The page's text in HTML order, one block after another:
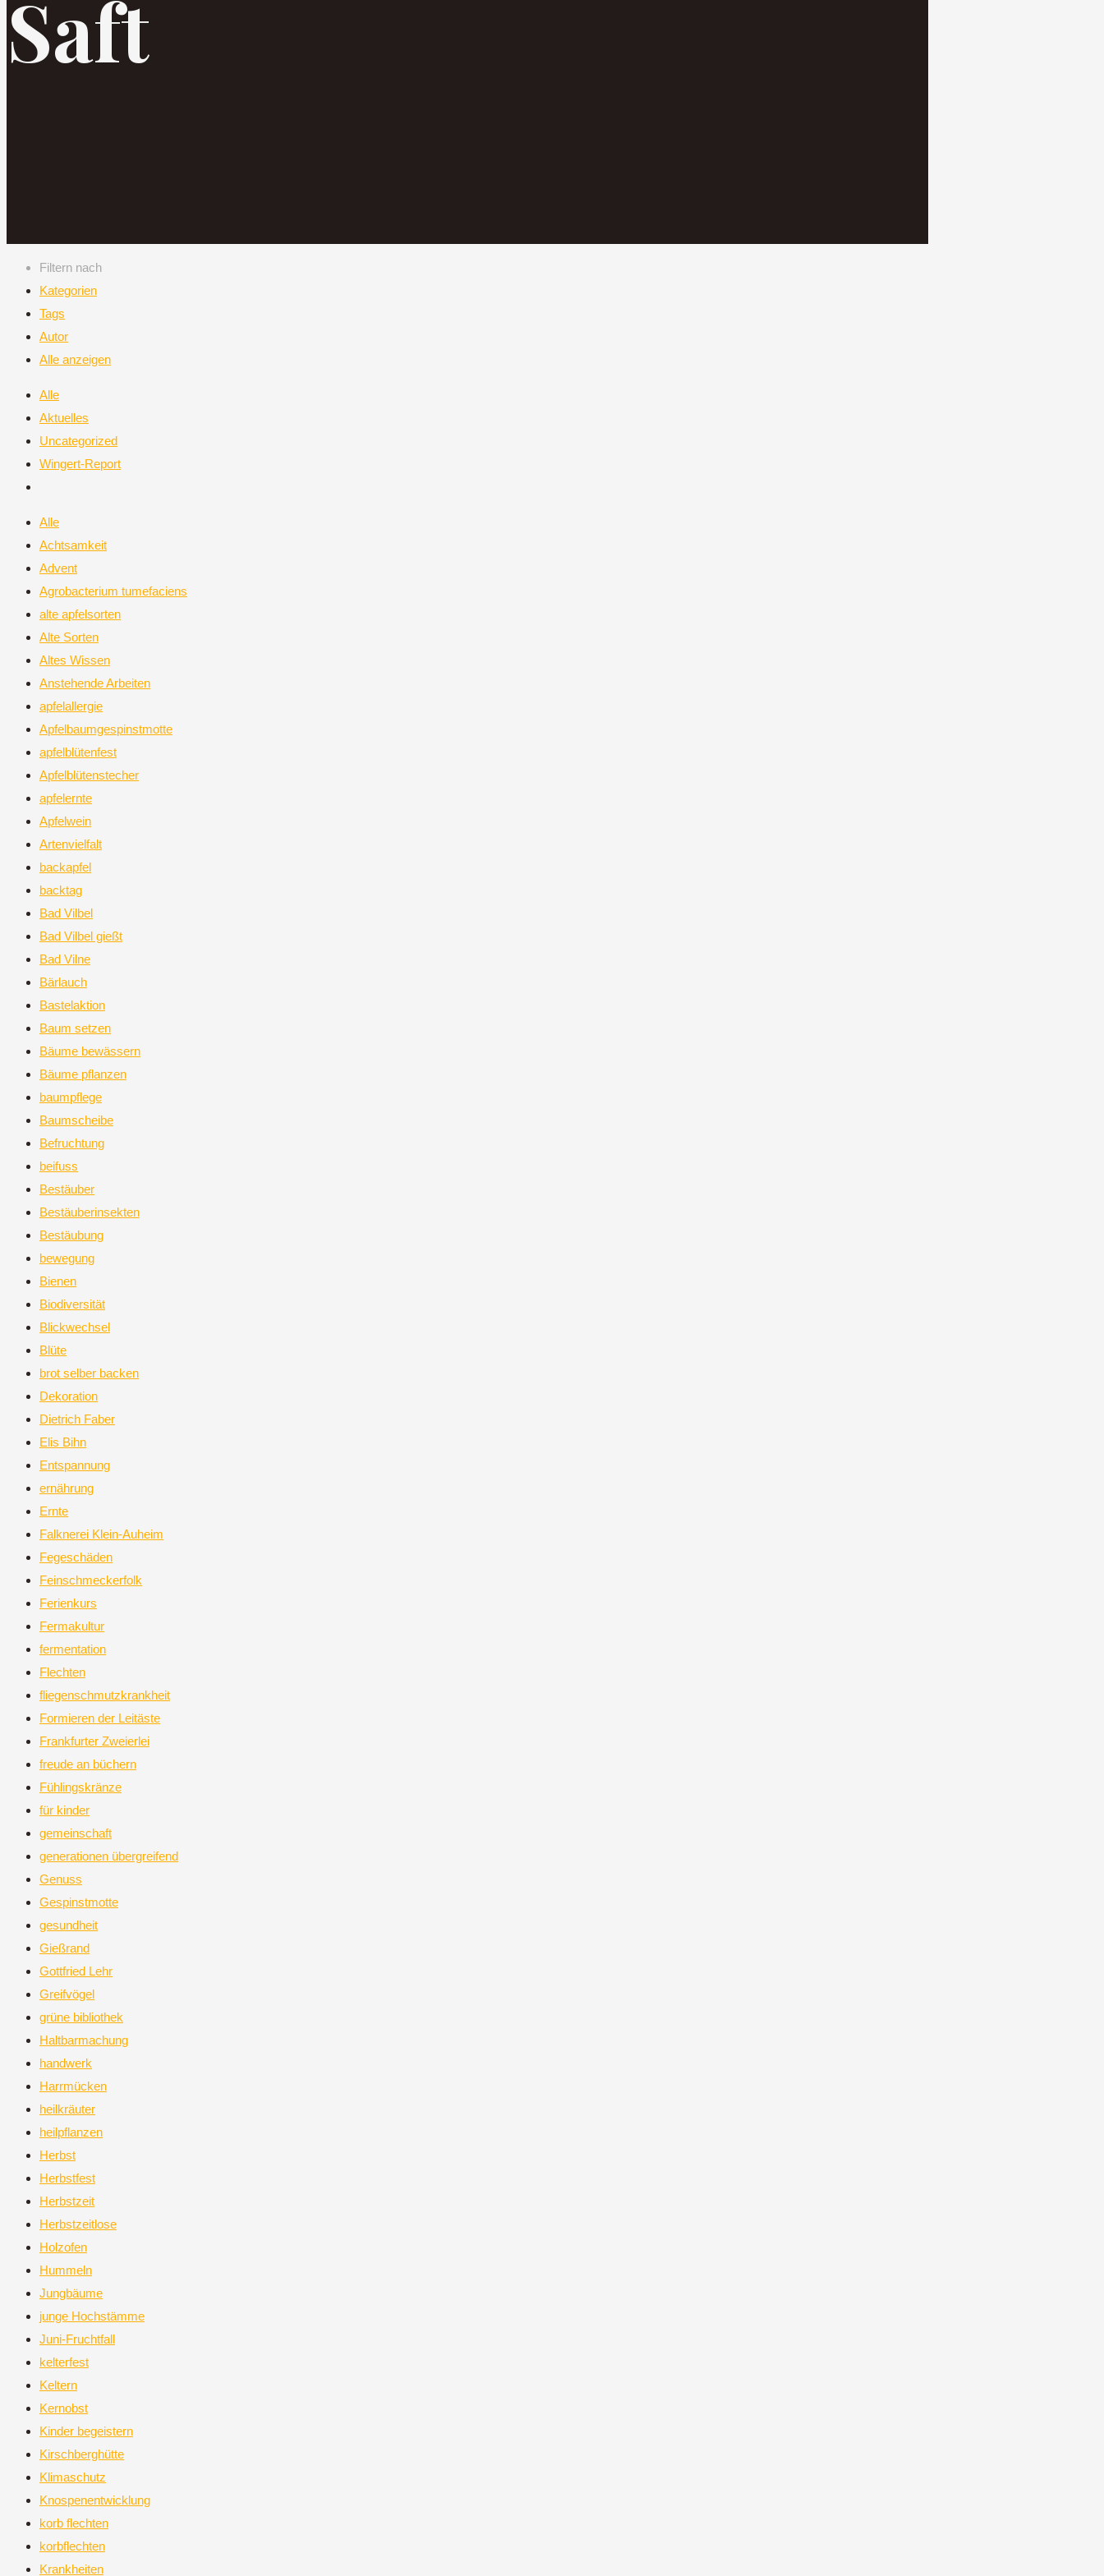
Saft
Filtern nach
Kategorien
Tags
Autor
Alle anzeigen
Alle
Aktuelles
Uncategorized
Wingert-Report
Alle
Achtsamkeit
Advent
Agrobacterium tumefaciens
alte apfelsorten
Alte Sorten
Altes Wissen
Anstehende Arbeiten
apfelallergie
Apfelbaumgespinstmotte
apfelblütenfest
Apfelblütenstecher
apfelernte
Apfelwein
Artenvielfalt
backapfel
backtag
Bad Vilbel
Bad Vilbel gießt
Bad Vilne
Bärlauch
Bastelaktion
Baum setzen
Bäume bewässern
Bäume pflanzen
baumpflege
Baumscheibe
Befruchtung
beifuss
Bestäuber
Bestäuberinsekten
Bestäubung
bewegung
Bienen
Biodiversität
Blickwechsel
Blüte
brot selber backen
Dekoration
Dietrich Faber
Elis Bihn
Entspannung
ernährung
Ernte
Falknerei Klein-Auheim
Fegeschäden
Feinschmeckerfolk
Ferienkurs
Fermakultur
fermentation
Flechten
fliegenschmutzkrankheit
Formieren der Leitäste
Frankfurter Zweierlei
freude an büchern
Fühlingskränze
für kinder
gemeinschaft
generationen übergreifend
Genuss
Gespinstmotte
gesundheit
Gießrand
Gottfried Lehr
Greifvögel
grüne bibliothek
Haltbarmachung
handwerk
Harrmücken
heilkräuter
heilpflanzen
Herbst
Herbstfest
Herbstzeit
Herbstzeitlose
Holzofen
Hummeln
Jungbäume
junge Hochstämme
Juni-Fruchtfall
kelterfest
Keltern
Kernobst
Kinder begeistern
Kirschberghütte
Klimaschutz
Knospenentwicklung
korb flechten
korbflechten
Krankheiten